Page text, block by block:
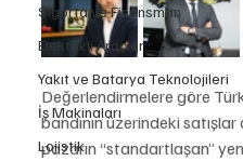
Sigorta ve Finansman
Elektrikli Araçlar
Yakıt ve Batarya Teknolojileri
İş Makinaları
Lojistik
Değerlendirmelere göre
bandının üzerindeki
pazarın “standartlaşan”